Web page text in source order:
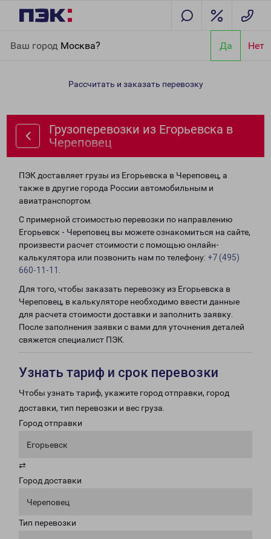
Ваш город Москва? Да Нет
Череповец
Рассчитать и заказать перевозку
Грузоперевозки из Егорьевска в
Череповец
ПЭК доставляет грузы из Егорьевска в Череповец, а
также в другие города России автомобильным и
авиатранспортом.
С примерной стоимостью перевозки по направлению
Егорьевск - Череповец вы можете ознакомиться на сайте,
произвести расчет стоимости с помощью онлайн-
калькулятора или позвонить нам по телефону: +7 (495)
660-11-11
Для того, чтобы заказать перевозку из Егорьевска в
Череповец, в калькуляторе необходимо ввести данные
для расчета стоимости доставки и заполнить заявку.
После заполнения заявки с вами для уточнения деталей
свяжется специалист ПЭК.
Узнать тариф и срок перевозки
Чтобы узнать тариф, укажите город отправки, город
доставки, тип перевозки и вес груза.
Город отправки
Егорьевск
⇄
Город доставки
Череповец
Тип перевозки